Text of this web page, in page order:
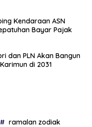
Kendaraan ASN
Bayar Pajak
dan PLN Akan Bangun
di 2031
ramalan zodiak